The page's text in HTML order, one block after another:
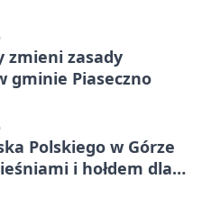
zmieni zasady
gminie Piaseczno
Polskiego w Górze
i hołdem dla